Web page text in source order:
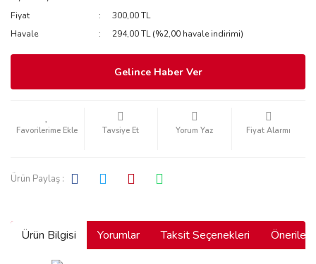
Fiyat
300,00 TL
Havale
294,00 TL (%2,00 havale indirimi)
Gelince Haber Ver
Tavsiye Et Yorum Yaz Fiyat Alarmı
Ürün Paylaş :
Ürün Bilgisi Yorumlar Taksit Seçenekleri